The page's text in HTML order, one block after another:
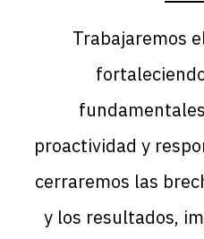
Trabajaremos
proactividad y
cerraremos las
y los resultados,